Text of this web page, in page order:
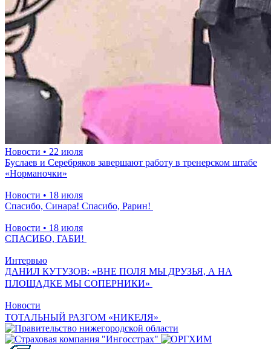
Новости • 22 июля
Буслаев и Серебряков завершают работу в тренерском штабе
«Норманочки»
Новости • 18 июля
Спасибо, Синара! Спасибо, Рарин!
Новости • 18 июля
СПАСИБО, ГАБИ!
Интервью
ДАНИЛ КУТУЗОВ: «ВНЕ ПОЛЯ МЫ ДРУЗЬЯ, А НА
ПЛОЩАДКЕ МЫ СОПЕРНИКИ»
Новости
ТОТАЛЬНЫЙ РАЗГОМ «НИКЕЛЯ»